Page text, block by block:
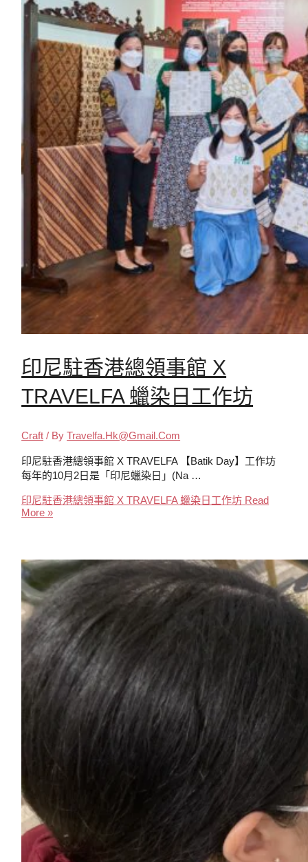
印尼駐香港總領事館 X
TRAVELFA 蠟染日工作坊
Craft / ByTravelfa.hk@gmail.com
印尼駐香港總領事館 X TRAVELFA 【Batik Day】工作坊
每年的10月2日是「印尼蠟染日」(Na …
印尼駐香港總領事館 X TRAVELFA 蠟染日工作坊 Read
More »